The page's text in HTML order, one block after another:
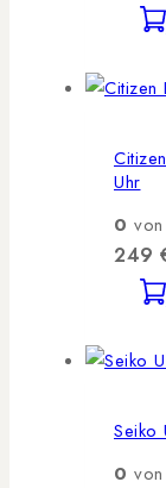
Uhr
0
249
Seiko
0